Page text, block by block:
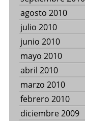
agosto 2010
julio 2010
junio 2010
mayo 2010
abril 2010
marzo 2010
febrero 2010
diciembre 2009